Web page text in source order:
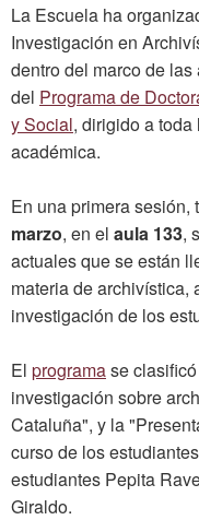
La Escuela ha
Investigación en
dentro del marco de
del Programa de
y Social, dirigido a
académica.
En una primera sesión,
marzo, en el aula 133,
actuales que se están
materia de archivística,
investigación de los
El programase
investigación sobre
Cataluña", y la
curso de los
estudiantes Pepita
Giraldo.